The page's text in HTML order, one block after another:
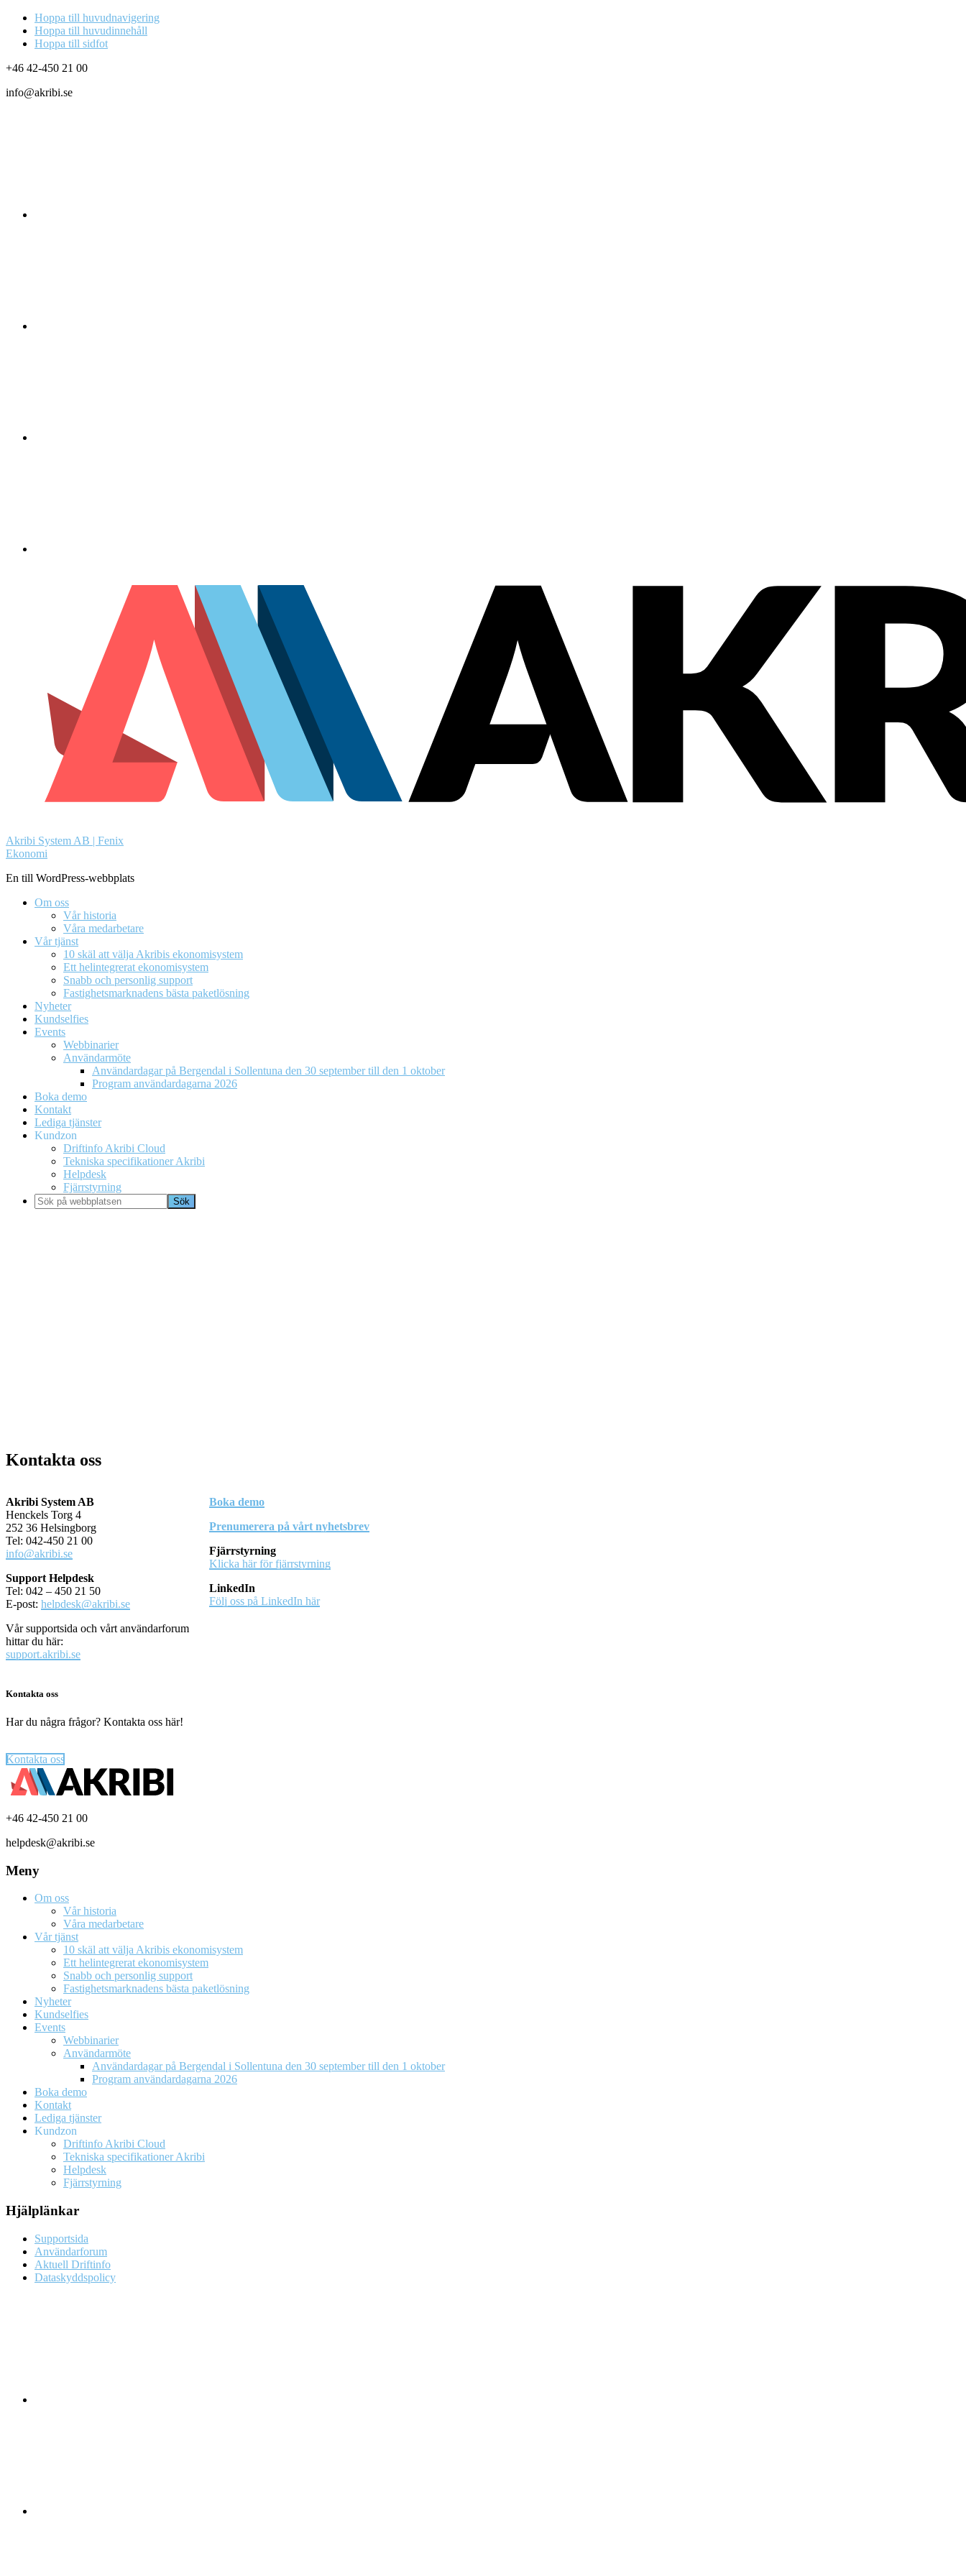
Hoppa till huvudnavigering
Hoppa till huvudinnehåll
Hoppa till sidfot
+46 42-450 21 00
info@akribi.se
Akribi System AB | Fenix
Ekonomi
En till WordPress-webbplats
Om oss
Vår historia
Våra medarbetare
Vår tjänst
10 skäl att välja Akribis ekonomisystem
Ett helintegrerat ekonomisystem
Snabb och personlig support
Fastighetsmarknadens bästa paketlösning
Nyheter
Kundselfies
Events
Webbinarier
Användarmöte
Användardagar på Bergendal i Sollentuna den 30 september till den 1 oktober
Program användardagarna 2026
Boka demo
Kontakt
Lediga tjänster
Kundzon
Driftinfo Akribi Cloud
Tekniska specifikationer Akribi
Helpdesk
Fjärrstyrning
Sök
på
Kontakta oss
Akribi System AB
Henckels Torg 4
252 36 Helsingborg
Tel: 042-450 21 00
info@akribi.se
Support Helpdesk
Tel: 042 – 450 21 50
E-post: helpdesk@akribi.se
Vår supportsida och vårt användarforum
hittar du här:
support.akribi.se
Boka demo
Prenumerera på vårt nyhetsbrev
Fjärrstyrning
Klicka här för fjärrstyrning
LinkedIn
Följ oss på LinkedIn här
Kontakta oss
Har du några frågor? Kontakta oss här!
Kontakta oss
Footer
+46 42-450 21 00
helpdesk@akribi.se
Meny
Om oss
Vår historia
Våra medarbetare
Vår tjänst
10 skäl att välja Akribis ekonomisystem
Ett helintegrerat ekonomisystem
Snabb och personlig support
Fastighetsmarknadens bästa paketlösning
Nyheter
Kundselfies
Events
Webbinarier
Användarmöte
Användardagar på Bergendal i Sollentuna den 30 september till den 1 oktober
Program användardagarna 2026
Boka demo
Kontakt
Lediga tjänster
Kundzon
Driftinfo Akribi Cloud
Tekniska specifikationer Akribi
Helpdesk
Fjärrstyrning
Hjälplänkar
Supportsida
Användarforum
Aktuell Driftinfo
Dataskyddspolicy